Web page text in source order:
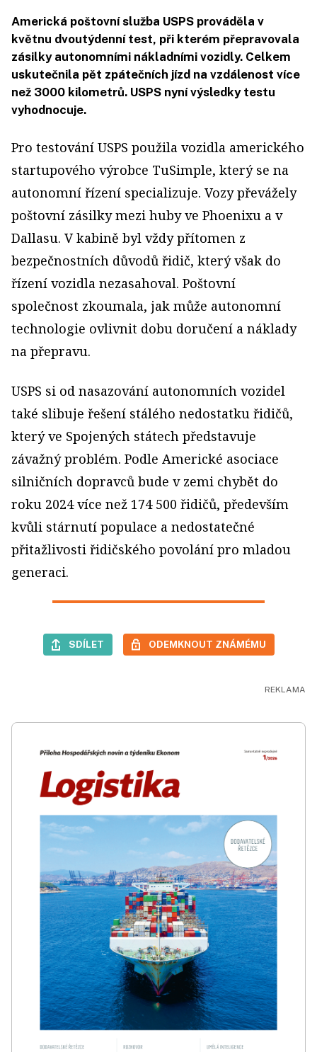
Americká poštovní služba USPS prováděla v
květnu dvoutýdenní test, při kterém přepravovala
zásilky autonomními nákladními vozidly. Celkem
uskutečnila pět zpátečních jízd na vzdálenost více
než 3000 kilometrů. USPS nyní výsledky testu
vyhodnocuje.
Pro testování USPS použila vozidla amerického
startupového výrobce TuSimple, který se na
autonomní řízení specializuje. Vozy převážely
poštovní zásilky mezi huby ve Phoenixu a v
Dallasu. V kabině byl vždy přítomen z
bezpečnostních důvodů řidič, který však do
řízení vozidla nezasahoval. Poštovní
společnost zkoumala, jak může autonomní
technologie ovlivnit dobu doručení a náklady
na přepravu.
USPS si od nasazování autonomních vozidel
také slibuje řešení stálého nedostatku řidičů,
který ve Spojených státech představuje
závažný problém. Podle Americké asociace
silničních dopravců bude v zemi chybět do
roku 2024 více než 174 500 řidičů, především
kvůli stárnutí populace a nedostatečné
přitažlivosti řidičského povolání pro mladou
generaci.
SDÍLET ODEMKNOUT ZNÁMÉMU